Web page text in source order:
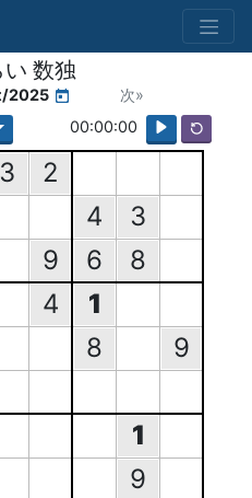
数独
2025 次»
00:00:00
3
2
4
3
9 6
8
4
1
8
9
1
9